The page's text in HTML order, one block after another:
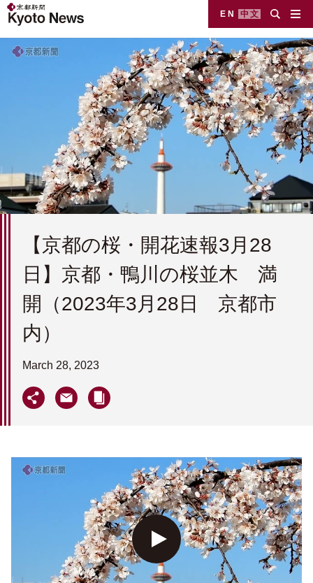
EN 中文
【京都の桜・開花速報3月28
日】京都・鴨川の桜並木 満
開（2023年3月28日 京都市
内）
March 28, 2023